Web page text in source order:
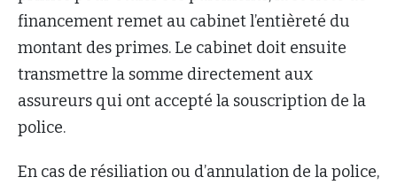
financement remet au cabinet l’entièreté du
montant des primes. Le cabinet doit ensuite
transmettre la somme directement aux
assureurs qui ont accepté la souscription de la
police.
En cas de résiliation ou d’annulation de la police,